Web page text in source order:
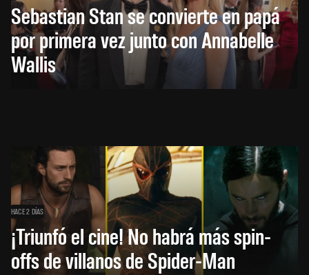
Sebastian Stan se convierte en papá
por primera vez junto con Annabelle
Wallis
HACE 2 DÍAS
¡Triunfó el cine! No habrá más spin-
offs de villanos de Spider-Man